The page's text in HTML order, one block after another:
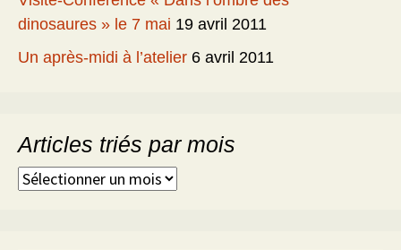
dinosaures » le 7 mai 19 avril 2011
Un après-midi à l’atelier 6 avril 2011
Articles triés par mois
Articles